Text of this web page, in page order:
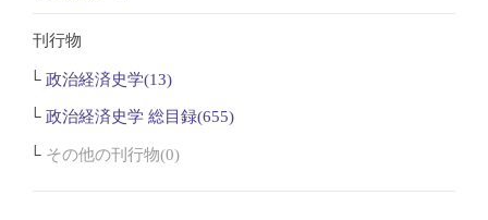
刊行物
政治経済史学(13)
政治経済史学 総目録(655)
その他の刊行物